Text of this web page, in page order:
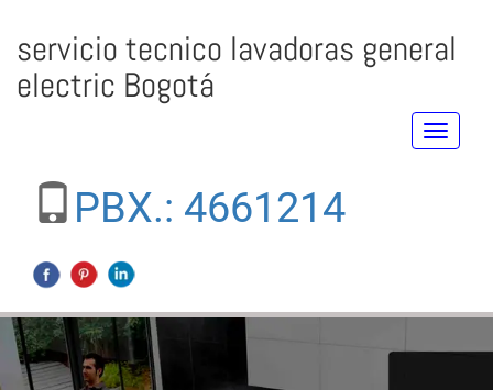
servicio tecnico lavadoras general
electric Bogotá
Toggle
PBX.: 4661214